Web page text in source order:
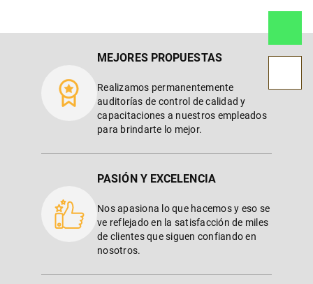
MEJORES PROPUESTAS
Realizamos permanentemente
auditorías de control de calidad y
capacitaciones a nuestros empleados
para brindarte lo mejor.
PASIÓN Y EXCELENCIA
Nos apasiona lo que hacemos y eso se
ve reflejado en la satisfacción de miles
de clientes que siguen confiando en
nosotros.